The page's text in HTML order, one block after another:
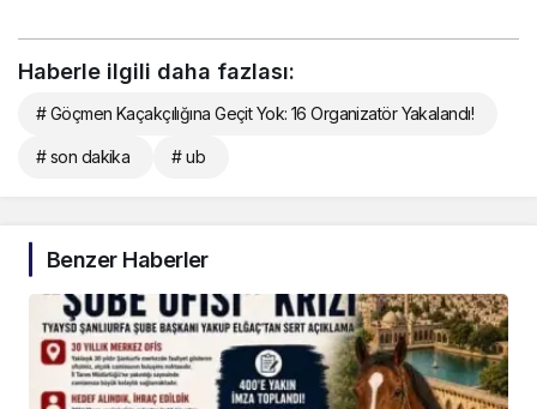
Haberle ilgili daha fazlası:
# Göçmen Kaçakçılığına Geçit Yok: 16 Organizatör Yakalandı!
# son dakika # ub
Benzer Haberler